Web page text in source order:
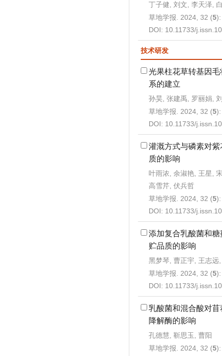
丁子健, 刘文, 李天泽,
草地学报. 2024, 32 (5
DOI: 10.11733/
技术研发
光果柱花草转基因
系的建立
孙昊, 张建禹, 罗丽娟,
草地学报. 2024, 32 (5
DOI: 10.11733/
灌溉方式与磷素对
质的影响
叶雨浓, 余淑艳, 王星,
高雪芹, 伏兵哲
草地学报. 2024, 32 (5
DOI: 10.11733/
添加复合乳酸菌和
贮品质的影响
黑梦琴, 曹正宇, 王志远
草地学报. 2024, 32 (5
DOI: 10.11733/
乳酸菌和混合酸对
降解酶的影响
孔德慧, 靳思玉, 曹阳
草地学报. 2024, 32 (5